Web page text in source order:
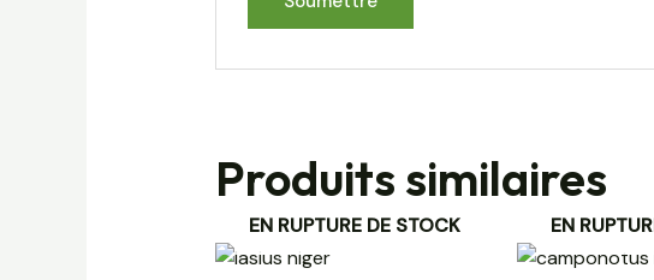
Produits similaires
EN RUPTURE DE STOCK EN